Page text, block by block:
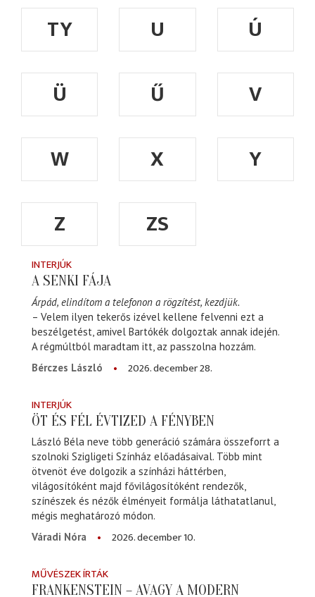
TY U
Ú
Ü
Ű
V
W
X
Y
Z
ZS
INTERJÚK
A SENKI FÁJA
Árpád, elindítom a telefonon a rögzítést, kezdjük.
– Velem ilyen tekerős izével kellene felvenni ezt a
beszélgetést, amivel Bartókék dolgoztak annak idején.
A régmúltból maradtam itt, az passzolna hozzám.
Bérczes László
2026. december 28.
INTERJÚK
ÖT ÉS FÉL ÉVTIZED A FÉNYBEN
László Béla neve több generáció számára összeforrt a
szolnoki Szigligeti Színház előadásaival. Több mint
ötvenöt éve dolgozik a színházi háttérben,
világosítóként majd fővilágosítóként rendezők,
színészek és nézők élményeit formálja láthatatlanul,
mégis meghatározó módon.
Váradi Nóra
2026. december 10.
MŰVÉSZEK ÍRTÁK
FRANKENSTEIN – AVAGY A MODERN